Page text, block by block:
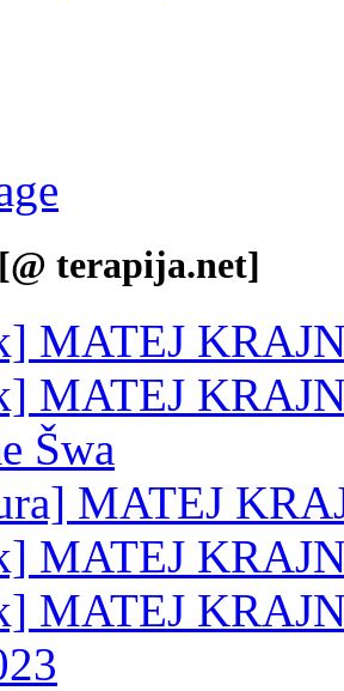
terapija.net]
MATEJ
MATEJ
Šwa
MATEJ
MATEJ
MATEJ